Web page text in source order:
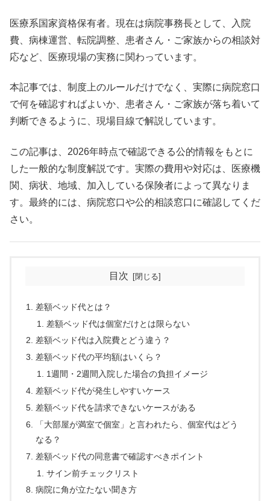
医療系国家資格保有者。現在は病院事務長として、入院
費、病棟運営、転院調整、患者さん・ご家族からの相談対
応など、医療現場の実務に関わっています。
本記事では、制度上のルールだけでなく、実際に病院窓口
で何を確認すればよいか、患者さん・ご家族が落ち着いて
判断できるように、現場目線で解説しています。
この記事は、2026年時点で確認できる公的情報をもとに
した一般的な制度解説です。実際の費用や対応は、医療機
関、病状、地域、加入している保険者によって異なりま
す。最終的には、病院窓口や公的相談窓口に確認してくだ
さい。
目次
差額ベッド代とは？
差額ベッド代は個室だけとは限らない
差額ベッド代は入院費とどう違う？
差額ベッド代の平均額はいくら？
1週間・2週間入院した場合の負担イメージ
差額ベッド代が発生しやすいケース
差額ベッド代を請求できないケースがある
「大部屋が満室で個室」と言われたら、個室代はどう
なる？
差額ベッド代の同意書で確認すべきポイント
サイン前チェックリスト
病院に角が立たない聞き方